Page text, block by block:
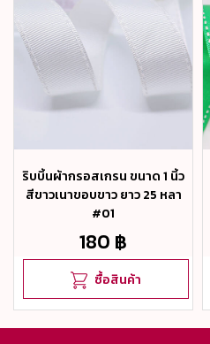
ริบบิ้นผ้ากรอสเกรน ขนาด 1 นิ้ว
สีขาวเนาขอบขาว ยาว 25 หลา
#01
180 ฿
ซื้อสินค้า